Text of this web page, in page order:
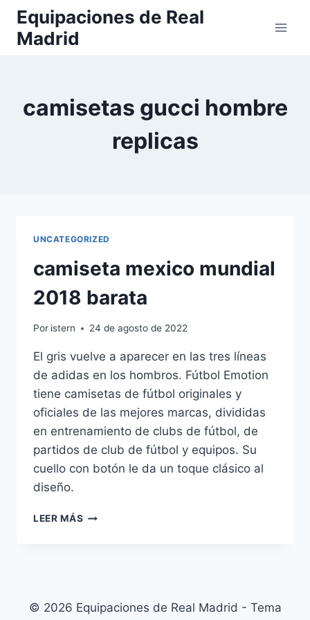
Saltar
contenido
Equipaciones de Real
Madrid
camisetas gucci hombre
replicas
UNCATEGORIZED
camiseta mexico mundial
2018 barata
Por istern 24 de agosto de 2022
El gris vuelve a aparecer en las tres líneas
de adidas en los hombros. Fútbol Emotion
tiene camisetas de fútbol originales y
oficiales de las mejores marcas, divididas
en entrenamiento de clubs de fútbol, de
partidos de club de fútbol y equipos. Su
cuello con botón le da un toque clásico al
diseño.
LEER MÁS CAMISETA
© 2026 Equipaciones de Real Madrid - Tema